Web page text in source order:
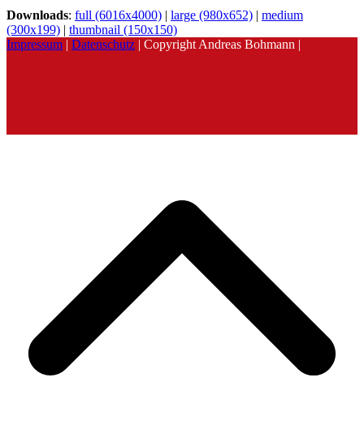
Downloads: full (6016x4000) | large (980x652) | medium
(300x199) | thumbnail (150x150)
Impressum | Datenschutz | Copyright Andreas Bohmann |